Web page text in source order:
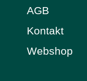
AGB
Kontakt
Webshop